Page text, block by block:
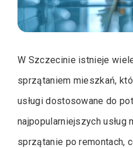
W Szczecinie istnieje
sprzątaniem mieszkań,
usługi dostosowane do
najpopularniejszych usług
sprzątanie po remontach,